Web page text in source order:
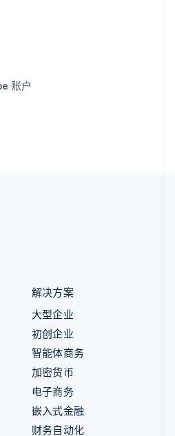
账户
解决方案
大型企业
初创企业
智能体商务
加密货币
电子商务
嵌入式金融
财务自动化